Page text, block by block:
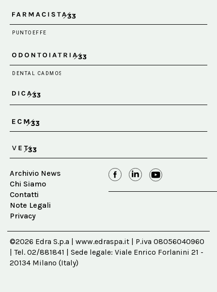
Archivio News
Chi Siamo
Contatti
Note Legali
Privacy
©2026 Edra S.p.a | www.edraspa.it | P.iva 08056040960
| Tel. 02/881841 | Sede legale: Viale Enrico Forlanini 21 -
20134 Milano (Italy)